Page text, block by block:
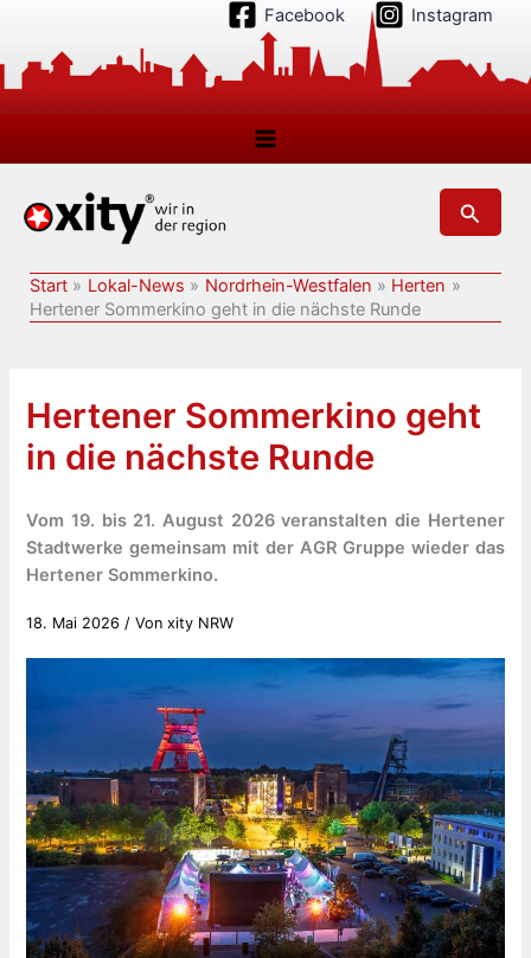
springen
Facebook Instagram
Suchen
Start Lokal-News Nordrhein-Westfalen
Herten
Hertener Sommerkino geht in die nächste Runde
Hertener Sommerkino geht
in die nächste Runde
Vom 19. bis 21. August 2026 veranstalten die Hertener
Stadtwerke gemeinsam mit der AGR Gruppe wieder das
Hertener Sommerkino.
18. Mai 2026 / Vonxity NRW